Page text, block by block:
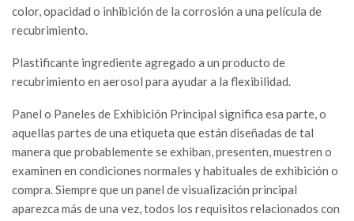
color, opacidad o inhibición de la corrosión a una película de
recubrimiento.
Plastificante ingrediente agregado a un producto de
recubrimiento en aerosol para ayudar a la flexibilidad.
Panel o Paneles de Exhibición Principal significa esa parte, o
aquellas partes de una etiqueta que están diseñadas de tal
manera que probablemente se exhiban, presenten, muestren o
examinen en condiciones normales y habituales de exhibición o
compra. Siempre que un panel de visualización principal
aparezca más de una vez, todos los requisitos relacionados con